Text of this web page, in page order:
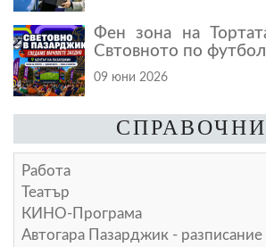
Фен зона на
Свтовното по футбол
09 юни 2026
Работа
Театър
КИНО-Програма
Автогара Пазарджик - разписание